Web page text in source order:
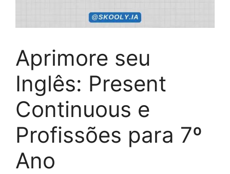
Aprimore seu
Inglês: Present
Continuous e
Profissões para 7º
Ano